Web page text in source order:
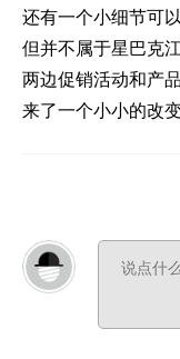
还有一个小细节可
但并不属于星巴克
两边促销活动和产
来了一个小小的改变